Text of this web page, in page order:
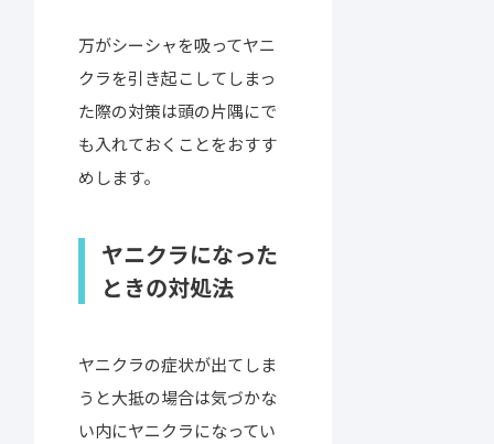
万がシーシャを吸ってヤニ
クラを引き起こしてしまっ
た際の対策は頭の片隅にで
も入れておくことをおすす
めします。
ヤニクラになった
ときの対処法
ヤニクラの症状が出てしま
うと大抵の場合は気づかな
い内にヤニクラになってい